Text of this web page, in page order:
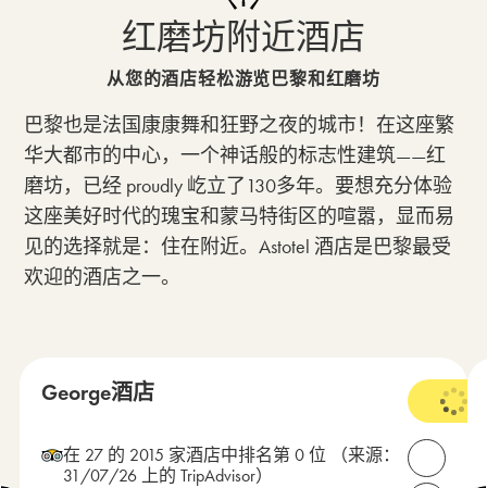
红磨坊附近酒店
从您的酒店轻松游览巴黎和红磨坊
巴黎也是法国康康舞和狂野之夜的城市！在这座繁
华大都市的中心，一个神话般的标志性建筑——红
磨坊，已经 proudly 屹立了130多年。要想充分体验
这座美好时代的瑰宝和蒙马特街区的喧嚣，显而易
见的选择就是：住在附近。Astotel 酒店是巴黎最受
欢迎的酒店之一。
George酒店
在 27 的 2015 家酒店中排名第 0 位
（来源：
31/07/26 上的 TripAdvisor）
打开联